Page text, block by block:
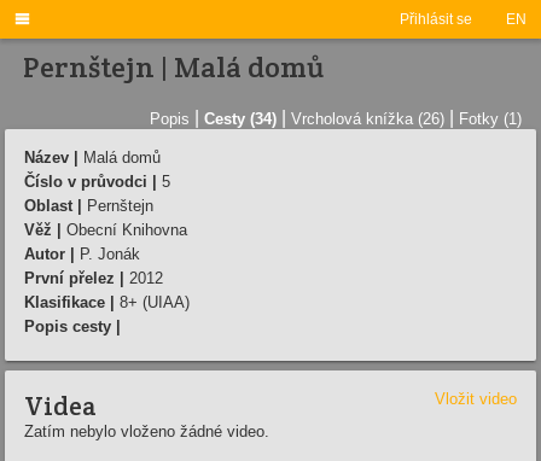
Přihlásit se EN

Pernštejn | Malá domů
Popis Cesty (34) Vrcholová knížka (26) Fotky (1)
Název |
Malá domů
Číslo v průvodci |
5
Oblast |
Pernštejn
Věž |
Obecní Knihovna
Autor |
P. Jonák
První přelez |
2012
Klasifikace |
8+ (UIAA)
Popis cesty |
Videa
Vložit video
Zatím nebylo vloženo žádné video.